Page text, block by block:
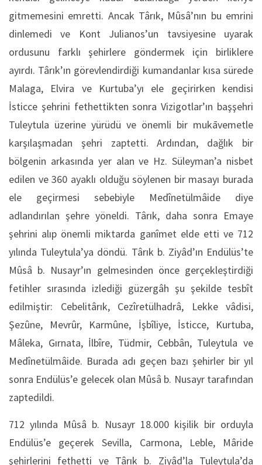
gitmemesini emretti. Ancak Târık, Mûsâ’nın bu emrini
dinlemedi ve Kont Julianos’un tavsiyesine uyarak
ordusunu farklı şehirlere göndermek için birliklere
ayırdı. Târık’ın görevlendirdiği kumandanlar kısa sürede
Malaga, Elvira ve Kurtuba’yı ele geçirirken kendisi
İsticce şehrini fethettikten sonra Vizigotlar’ın başşehri
Tuleytula üzerine yürüdü ve önemli bir mukāvemetle
karşılaşmadan şehri zaptetti. Ardından, dağlık bir
bölgenin arkasında yer alan ve Hz. Süleyman’a nisbet
edilen ve 360 ayaklı olduğu söylenen bir masayı burada
ele geçirmesi sebebiyle Medînetülmâide diye
adlandırılan şehre yöneldi. Târık, daha sonra Emaye
şehrini alıp önemli miktarda ganîmet elde etti ve 712
yılında Tuleytula’ya döndü. Târık b. Ziyâd’ın Endülüs’te
Mûsâ b. Nusayr’ın gelmesinden önce gerçekleştirdiği
fetihler sırasında izlediği güzergâh şu şekilde tesbît
edilmiştir: Cebelitârık, Cezîretülhadrâ, Lekke vâdisi,
Şezûne, Mevrûr, Karmûne, İşbîliye, İsticce, Kurtuba,
Mâleka, Gırnata, İlbîre, Tüdmir, Cebbân, Tuleytula ve
Medînetülmâide. Burada adı geçen bazı şehirler bir yıl
sonra Endülüs’e gelecek olan Mûsâ b. Nusayr tarafından
zaptedildi.
712 yılında Mûsâ b. Nusayr 18.000 kişilik bir orduyla
Endülüs’e geçerek Sevilla, Carmona, Leble, Mâride
şehirlerini fethetti ve Târık b. Ziyâd’la Tuleytula’da